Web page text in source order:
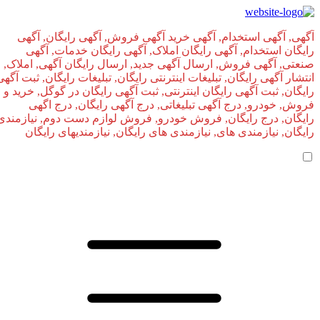
آگهی, آگهی استخدام, آگهی خرید آگهی فروش, آگهی رایگان, آگهی
رایگان استخدام, آگهی رایگان املاک, آگهی رایگان خدمات, آگهی
صنعتی, آگهی فروش, ارسال آگهی جدید, ارسال رایگان آگهی, املاک,
انتشار آگهی رایگان, تبلیغات اینترنتی رایگان, تبلیغات رایگان, ثبت آگهی
رایگان, ثبت آگهی رایگان اینترنتی, ثبت آگهی رایگان در گوگل, خرید و
فروش, خودرو, درج آگهی تبلیغاتی, درج آگهی رایگان, درج اگهی
رایگان, درج رایگان, فروش خودرو, فروش لوازم دست دوم, نیازمندی
رایگان, نیازمندی های, نیازمندی‌ های رایگان, نیازمندیهای رایگان